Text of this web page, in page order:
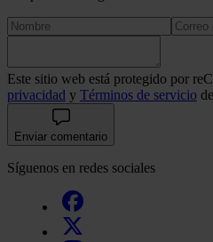
Este sitio web está protegido por
privacidad y Términos de servicio
Enviar comentario
Síguenos en redes sociales